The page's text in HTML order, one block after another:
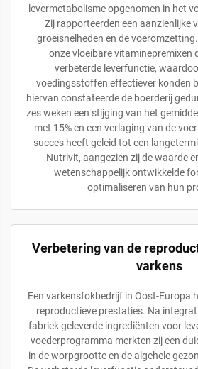
levermetabolisme opgenomen in het
Zij rapporteerden een aanzienlijke
groeisnelheden en de
onze vloeibare vitaminepremixen
verbeterde leverfunctie,
voedingsstoffen effectiever konden
hiervan constateerde de boerderij
zes weken een stijging van het
met 15% en een verlaging van de
succes heeft geleid tot een
Nutrivit, aangezien zij de waarde
wetenschappelijk ontwikkelde
optimaliseren van hun
Verbetering van de
varkens
Een varkensfokbedrijf in Oost-Europa
reproductieve prestaties. Na
fabriek geleverde ingrediënten voor
voederprogramma merkten zij een
in de worpgrootte en de algehele